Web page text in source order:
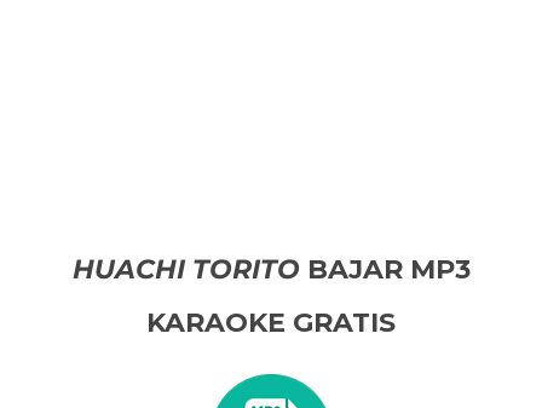
HUACHI TORITO BAJAR MP3
KARAOKE GRATIS